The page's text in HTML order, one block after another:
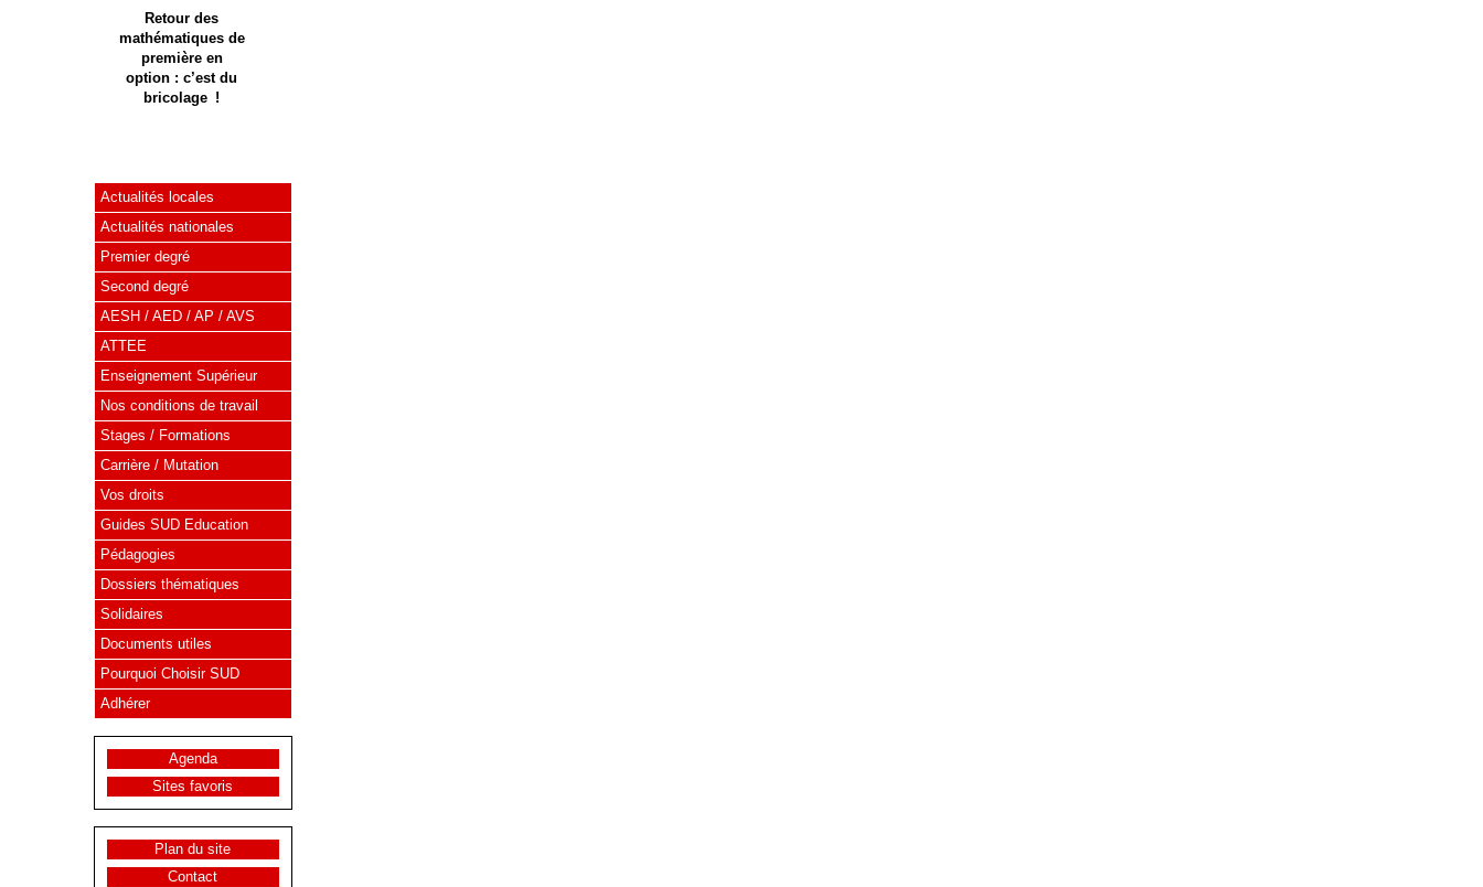
Retour des
mathématiques de
première en
option : c’est du
bricolage !
Actualités locales
Actualités nationales
Premier degré
Second degré
AESH / AED / AP / AVS
ATTEE
Enseignement Supérieur
Nos conditions de travail
Stages / Formations
Carrière / Mutation
Vos droits
Guides SUD Education
Pédagogies
Dossiers thématiques
Solidaires
Documents utiles
Pourquoi Choisir SUD
Adhérer
Agenda
Sites favoris
Plan du site
Contact